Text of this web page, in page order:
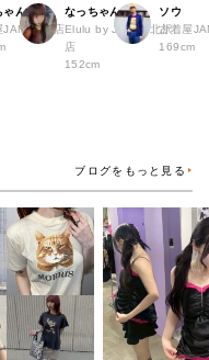
ゃん
JAM 広島店
なっちゃん
Elulu by JAM 下北沢
店
152cm
ソウ
古着屋
169cm
ブログをもっと見る